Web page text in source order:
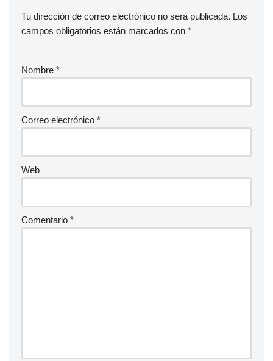
Tu dirección de correo electrónico no será publicada. Los
campos obligatorios están marcados con *
Nombre *
Correo electrónico *
Web
Comentario *